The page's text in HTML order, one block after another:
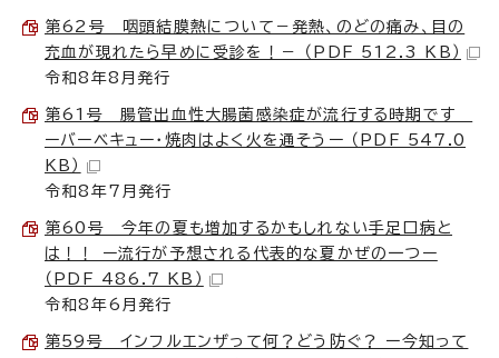
第62号 咽頭結膜熱について－発熱、のどの痛み、目の
充血が現れたら早めに受診を！－ （PDF 512.3 KB）
令和8年8月発行
第61号 腸管出血性大腸菌感染症が流行する時期です
ーバーベキュー・焼肉はよく火を通そうー （PDF 547.0
KB）
令和8年7月発行
第60号 今年の夏も増加するかもしれない手足口病と
は！！ ー流行が予想される代表的な夏かぜの一つー
（PDF 486.7 KB）
令和8年6月発行
第59号 インフルエンザって何？どう防ぐ？ ー今知って